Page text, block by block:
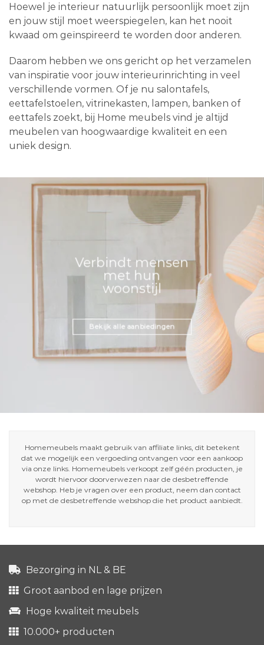
Hoewel je interieur natuurlijk persoonlijk moet zijn
en jouw stijl moet weerspiegelen, kan het nooit
kwaad om geïnspireerd te worden door anderen.
Daarom hebben we ons gericht op het verzamelen
van inspiratie voor jouw interieurinrichting in veel
verschillende vormen. Of je nu salontafels,
eettafelstoelen, vitrinekasten, lampen, banken of
eettafels zoekt, bij Home meubels vind je altijd
meubelen van hoogwaardige kwaliteit en een
uniek design.
Verbindt mensen
met hun
woonstijl
Bekijk alle aanbiedingen
Homemeubels maakt gebruik van affiliate links, dit betekent
dat we mogelijk een vergoeding ontvangen voor een aankoop
via onze links. Homemeubels verkoopt zelf géén producten, je
wordt hiervoor doorverwezen naar de desbetreffende
webshop. Heb je vragen over een product, neem dan contact
op met de desbetreffende webshop die het product aanbiedt.
Bezorging in NL & BE
Groot aanbod en lage prijzen
Hoge kwaliteit meubels
10.000+ producten